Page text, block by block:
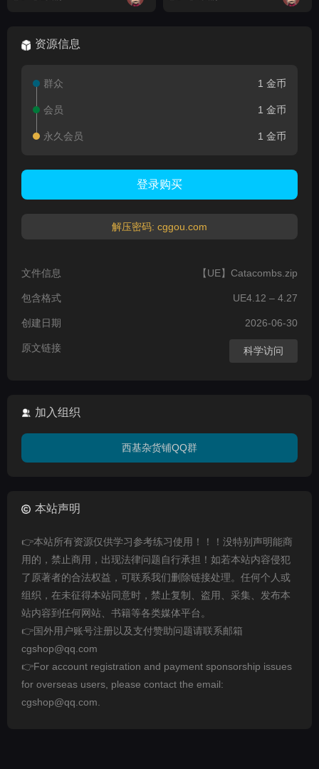
资源信息
群众 1 金币
会员 1 金币
永久会员 1 金币
登录购买
解压密码: cggou.com
文件信息 【UE】Catacombs.zip
包含格式 UE4.12 – 4.27
创建日期 2026-06-30
原文链接 科学访问
加入组织
西基杂货铺QQ群
本站声明
👉本站所有资源仅供学习参考练习使用！！！没特别声明能商
用的，禁止商用，出现法律问题自行承担！如若本站内容侵犯
了原著者的合法权益，可联系我们删除链接处理。任何个人或
组织，在未征得本站同意时，禁止复制、盗用、采集、发布本
站内容到任何网站、书籍等各类媒体平台。
👉国外用户账号注册以及支付赞助问题请联系邮箱
cgshop@qq.com
👉For account registration and payment sponsorship issues
for overseas users, please contact the email:
cgshop@qq.com.